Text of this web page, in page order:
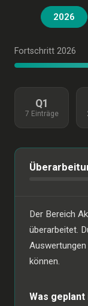
2026
Fortschritt 2026
Q1
7 Einträge
Der Bereich
überarbeitet.
können.
Was geplant